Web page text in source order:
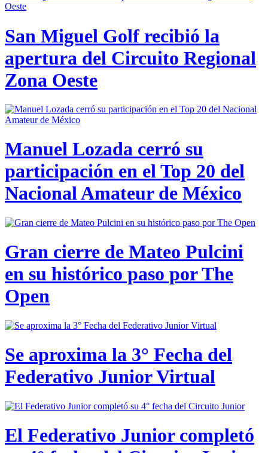
San Miguel Golf recibió la
apertura del Circuito Regional
Zona Oeste
Manuel Lozada cerró su
participación en el Top 20 del
Nacional Amateur de México
Gran cierre de Mateo Pulcini
en su histórico paso por The
Open
Se aproxima la 3° Fecha del
Federativo Junior Virtual
El Federativo Junior completó